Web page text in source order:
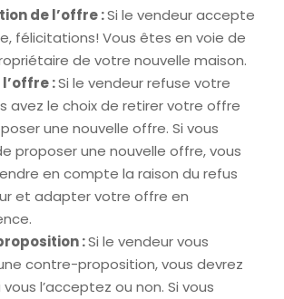
de l’offre :Si le vendeur accepte
félicitations! Vous êtes en voie de
de votre nouvelle maison.
:Si le vendeur refuse votre
avez le choix de retirer votre offre
une nouvelle offre. Si vous
proposer une nouvelle offre, vous
en compte la raison du refus
et adapter votre offre en
:Si le vendeur vous
contre-proposition, vous devrez
l’acceptez ou non. Si vous